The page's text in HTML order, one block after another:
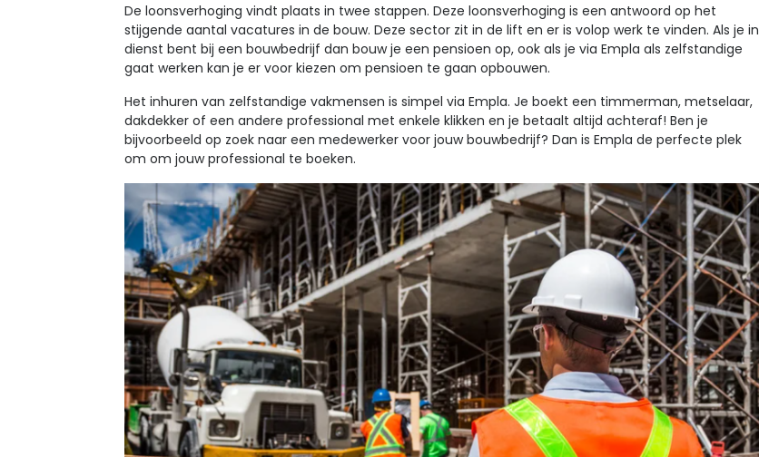
De loonsverhoging vindt plaats in twee stappen. Deze loonsverhoging is een antwoord op het
stijgende aantal vacatures in de bouw. Deze sector zit in de lift en er is volop werk te vinden. Als je in
dienst bent bij een bouwbedrijf dan bouw je een pensioen op, ook als je via Empla als zelfstandige
gaat werken kan je er voor kiezen om pensioen te gaan opbouwen.
Het inhuren van zelfstandige vakmensen is simpel via Empla. Je boekt een timmerman, metselaar,
dakdekker of een andere professional met enkele klikken en je betaalt altijd achteraf! Ben je
bijvoorbeeld op zoek naar een medewerker voor jouw bouwbedrijf? Dan is Empla de perfecte plek
om om jouw professional te boeken.